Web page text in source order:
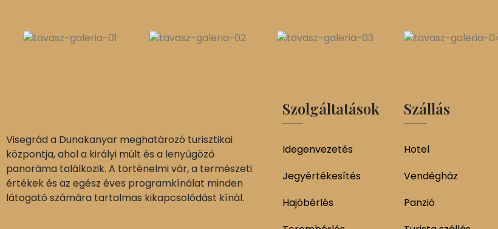
Visegrád a Dunakanyar meghatározó turisztikai
központja, ahol a királyi múlt és a lenyűgöző
panoráma találkozik. A történelmi vár, a természeti
értékek és az egész éves programkínálat minden
látogató számára tartalmas kikapcsolódást kínál.
Szolgáltatások
Idegenvezetés
Jegyértékesítés
Hajóbérlés
Szállás
Hotel
Vendégház
Panzió